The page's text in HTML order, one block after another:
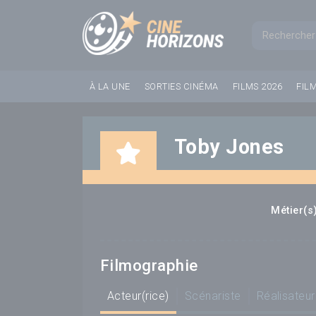
À LA UNE SORTIES CINÉMA FILMS 2026
Toby Jones
Filmographie
Acteur(rice) Scénariste
Panneau de gestion des cookies